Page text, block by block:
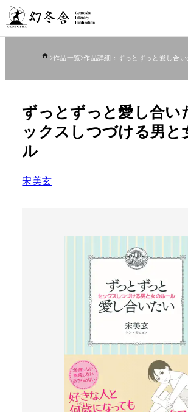
作品一覧 作品詳細：ずっとずっと愛し合
ずっとずっと愛し合
ックスしつづける男と
ル
宋美玄